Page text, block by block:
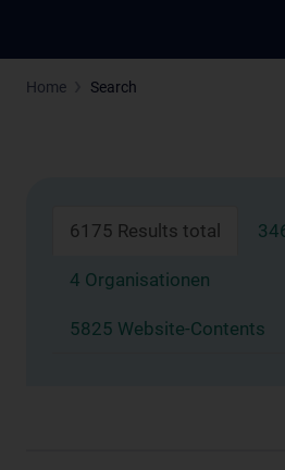
Home Search
6175 Results total
4 Organisationen
5825 Website-Contents